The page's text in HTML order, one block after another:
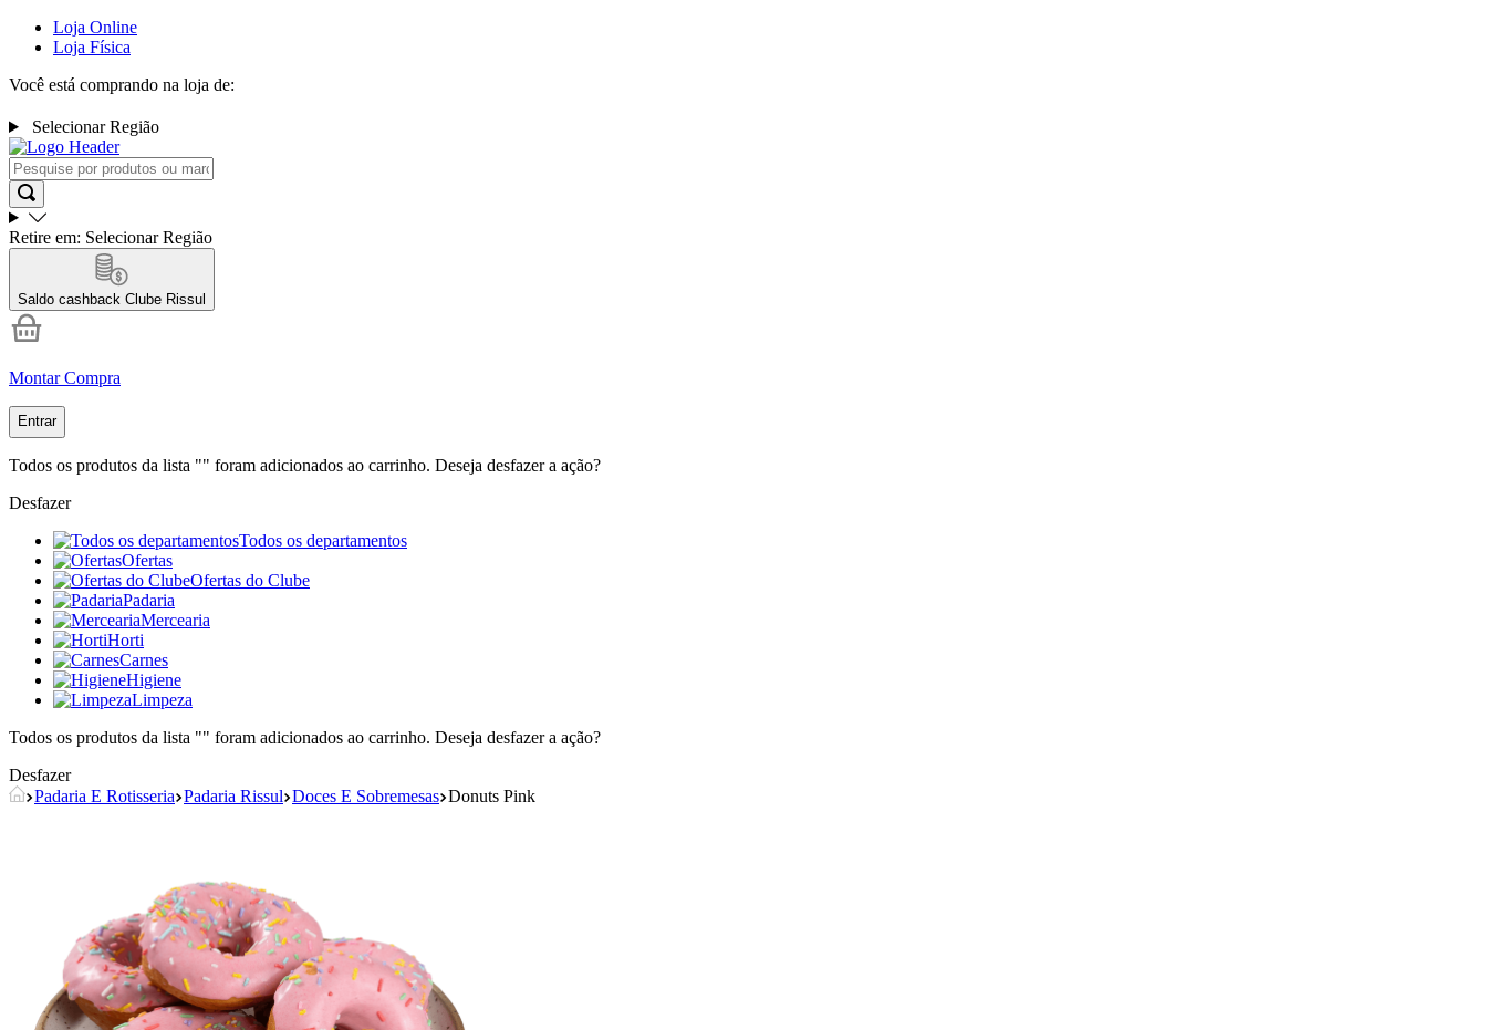
Loja Online
Loja Física
Você está comprando na loja de:
Selecionar Região
Retire em: Selecionar Região
Saldo cashback Clube Rissul
Montar Compra
Entrar
Todos os produtos da lista "" foram adicionados ao carrinho. Deseja desfazer a ação?
Desfazer
Todos os departamentos
Ofertas
Ofertas do Clube
Padaria
Mercearia
Horti
Carnes
Higiene
Limpeza
Todos os produtos da lista "" foram adicionados ao carrinho. Deseja desfazer a ação?
Desfazer
Padaria E Rotisseria Padaria Rissul Doces E Sobremesas Donuts Pink